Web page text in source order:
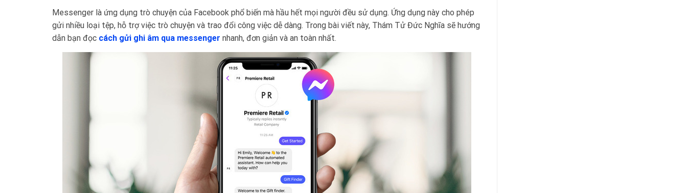
Messenger là ứng dụng trò chuyện của Facebook phổ biến mà hầu hết mọi người đều sử dụng. Ứng dụng này cho phép
gửi nhiều loại tệp, hỗ trợ việc trò chuyện và trao đổi công việc dễ dàng. Trong bài viết này, Thám Tử Đức Nghĩa sẽ hướng
dẫn bạn đọc cách gửi ghi âm qua messenger nhanh, đơn giản và an toàn nhất.